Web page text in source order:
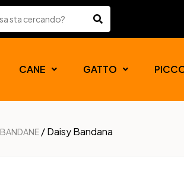
CANE GATTO
BANDANE / Daisy Bandana